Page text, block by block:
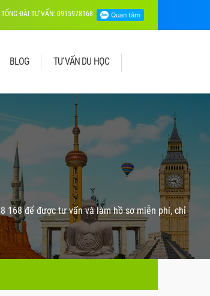
TỔNG ĐÀI TƯ VẤN: 0915978168
BLOG TƯ VẤN DU HỌC
168 để được tư vấn và làm hồ sơ miễn phí, chỉ